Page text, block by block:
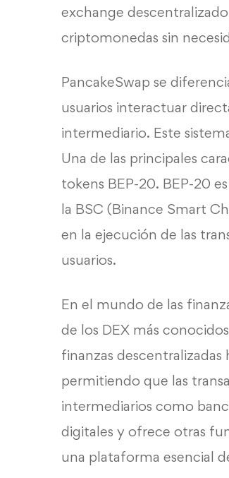
exchange
criptomonedas sin
PancakeSwap se
usuarios interactuar
intermediario. Este
Una de las principales
tokens BEP-20. BEP-20
la BSC (Binance Smart
en la ejecución de las
usuarios.
En el mundo de las
de los DEX más
finanzas
permitiendo que las
intermediarios como
digitales y ofrece otras
una plataforma esencial